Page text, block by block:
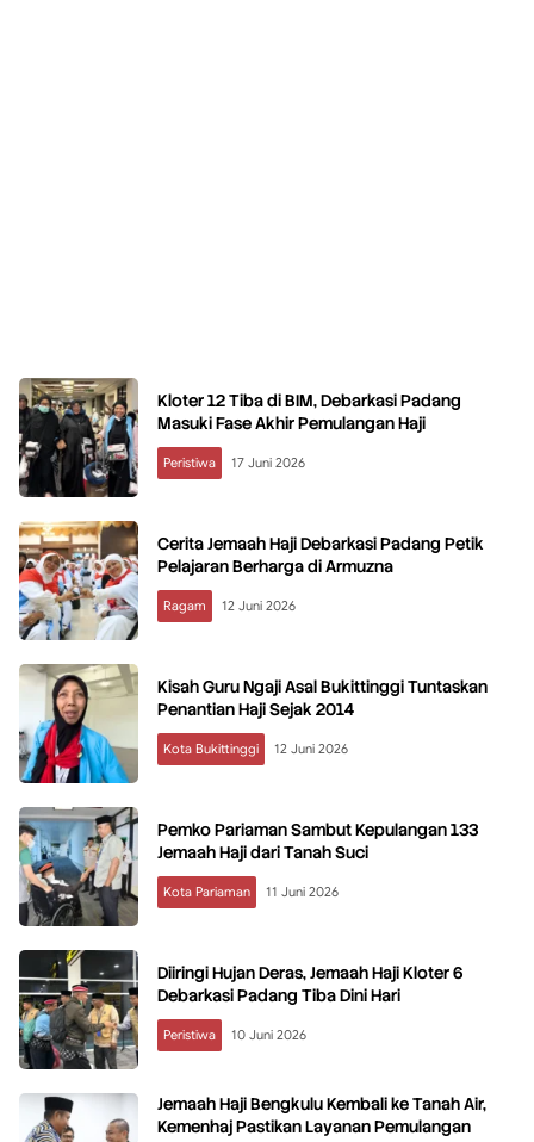
Kloter 12 Tiba di BIM, Debarkasi Padang
Masuki Fase Akhir Pemulangan Haji
Peristiwa 17 Juni 2026
Cerita Jemaah Haji Debarkasi Padang Petik
Pelajaran Berharga di Armuzna
Ragam 12 Juni 2026
Kisah Guru Ngaji Asal Bukittinggi Tuntaskan
Penantian Haji Sejak 2014
Kota Bukittinggi 12 Juni 2026
Pemko Pariaman Sambut Kepulangan 133
Jemaah Haji dari Tanah Suci
Kota Pariaman 11 Juni 2026
Diiringi Hujan Deras, Jemaah Haji Kloter 6
Debarkasi Padang Tiba Dini Hari
Peristiwa 10 Juni 2026
Jemaah Haji Bengkulu Kembali ke Tanah Air,
Kemenhaj Pastikan Layanan Pemulangan